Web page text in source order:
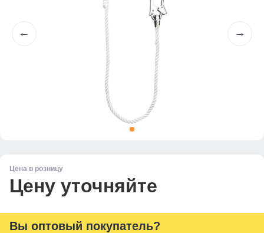
Цена в розницу
Цену уточняйте
Вы оптовый покупатель?